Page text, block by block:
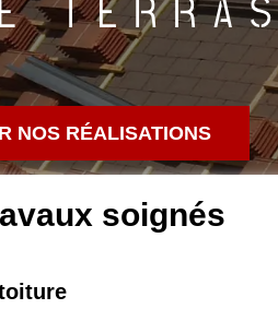
NOS RÉALISATIONS
soignés